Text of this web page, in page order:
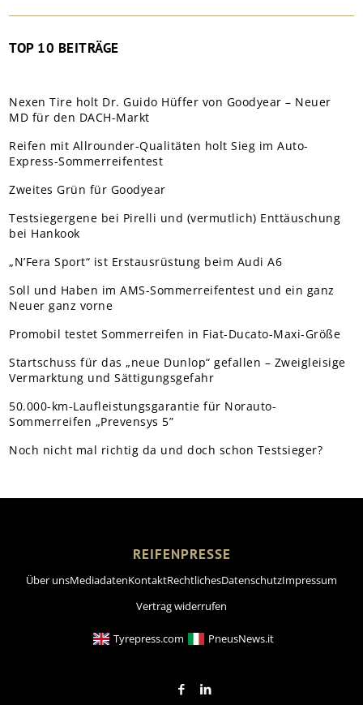
TOP 10 BEITRÄGE
Nexen Tire holt Dr. Guido Hüffer von Goodyear – Neuer
MD für den DACH-Markt
Reifen mit Allrounder-Qualitäten holt Sieg im Auto-
Express-Sommerreifentest
Zweites Grün für Goodyear
Testsiegergene bei Pirelli und (vermutlich) Enttäuschung
bei Hankook
„N’Fera Sport“ ist Erstausrüstung beim Audi A6
Soll und Haben im AMS-Sommerreifentest und ein ganz
Neuer ganz vorne
Promobil testet Sommerreifen in Fiat-Ducato-Maxi-Größe
Startschuss für das „neue Dunlop“ gefallen – Zweigleisige
Vermarktung und Sättigungsgefahr
50.000-km-Laufleistungsgarantie für Norauto-
Sommerreifen „Prevensys 5”
Noch nicht mal richtig da und doch schon Testsieger?
REIFENPRESSE
Über unsMediadatenKontaktRechtlichesDatenschutzImpressum
Vertrag widerrufen
Tyrepress.com PneusNews.it